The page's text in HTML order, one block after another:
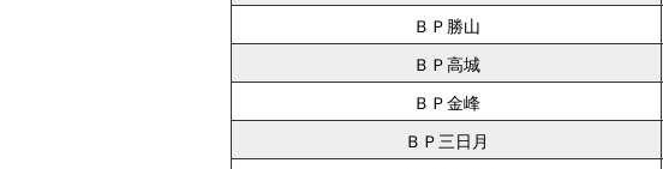
ＢＰ勝山
ＢＰ高城
ＢＰ金峰
ＢＰ三日月